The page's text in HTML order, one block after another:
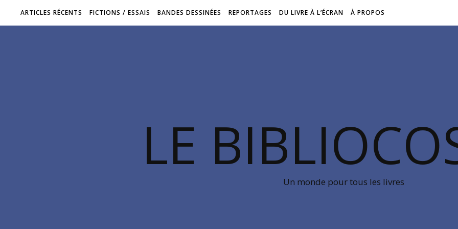
ARTICLES RÉCENTS FICTIONS / ESSAIS BANDES DESSINÉES REPORTAGES DU LIVRE À L’ÉCRAN À PROPOS
LE
Un monde pour tous les livres